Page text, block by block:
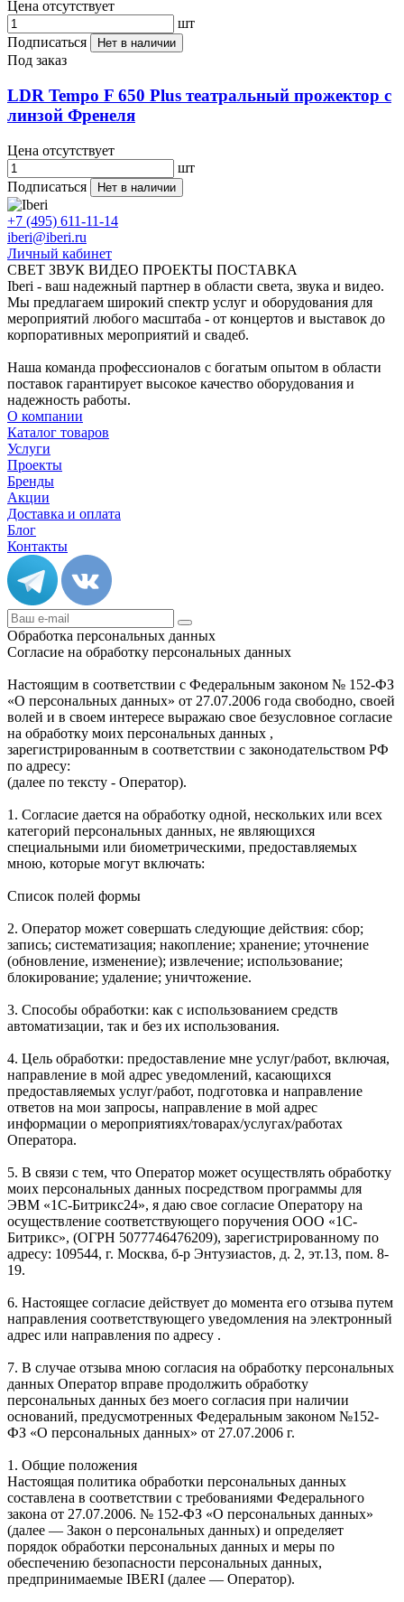
Цена отсутствует
шт
Подписаться
Нет в наличии
Под заказ
LDR Tempo F 650 Plus театральный прожектор с
линзой Френеля
Цена отсутствует
шт
Подписаться
Нет в наличии
+7 (495) 611-11-14
iberi@iberi.ru
Личный кабинет
СВЕТ ЗВУК ВИДЕО ПРОЕКТЫ ПОСТАВКА
Iberi - ваш надежный партнер в области света, звука и видео.
Мы предлагаем широкий спектр услуг и оборудования для
мероприятий любого масштаба - от концертов и выставок до
корпоративных мероприятий и свадеб.
Наша команда профессионалов с богатым опытом в области
поставок гарантирует высокое качество оборудования и
надежность работы.
О компании
Каталог товаров
Услуги
Проекты
Бренды
Акции
Доставка и оплата
Блог
Контакты
Обработка персональных данных
Согласие на обработку персональных данных
Настоящим в соответствии с Федеральным законом № 152-ФЗ
«О персональных данных» от 27.07.2006 года свободно, своей
волей и в своем интересе выражаю свое безусловное согласие
на обработку моих персональных данных ,
зарегистрированным в соответствии с законодательством РФ
по адресу:
(далее по тексту - Оператор).
1. Согласие дается на обработку одной, нескольких или всех
категорий персональных данных, не являющихся
специальными или биометрическими, предоставляемых
мною, которые могут включать:
Список полей формы
2. Оператор может совершать следующие действия: сбор;
запись; систематизация; накопление; хранение; уточнение
(обновление, изменение); извлечение; использование;
блокирование; удаление; уничтожение.
3. Способы обработки: как с использованием средств
автоматизации, так и без их использования.
4. Цель обработки: предоставление мне услуг/работ, включая,
направление в мой адрес уведомлений, касающихся
предоставляемых услуг/работ, подготовка и направление
ответов на мои запросы, направление в мой адрес
информации о мероприятиях/товарах/услугах/работах
Оператора.
5. В связи с тем, что Оператор может осуществлять обработку
моих персональных данных посредством программы для
ЭВМ «1С-Битрикс24», я даю свое согласие Оператору на
осуществление соответствующего поручения ООО «1С-
Битрикс», (ОГРН 5077746476209), зарегистрированному по
адресу: 109544, г. Москва, б-р Энтузиастов, д. 2, эт.13, пом. 8-
19.
6. Настоящее согласие действует до момента его отзыва путем
направления соответствующего уведомления на электронный
адрес или направления по адресу .
7. В случае отзыва мною согласия на обработку персональных
данных Оператор вправе продолжить обработку
персональных данных без моего согласия при наличии
оснований, предусмотренных Федеральным законом №152-
ФЗ «О персональных данных» от 27.07.2006 г.
1. Общие положения
Настоящая политика обработки персональных данных
составлена в соответствии с требованиями Федерального
закона от 27.07.2006. № 152-ФЗ «О персональных данных»
(далее — Закон о персональных данных) и определяет
порядок обработки персональных данных и меры по
обеспечению безопасности персональных данных,
предпринимаемые IBERI (далее — Оператор).